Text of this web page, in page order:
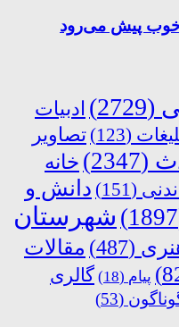
خوب پیش می‌رود
(2729)
ادبیات
(123)
تصاویر
(2347)
خانه
(151)
دانش و
شهرستان
(487)
مقالات
پیام (18)
گالری
(53)